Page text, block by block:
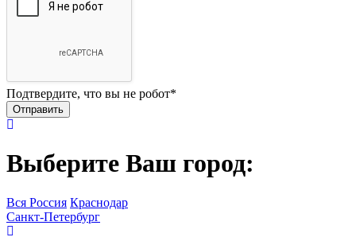
Подтвердите, что вы не робот*
Выберите Ваш город:
Вся Россия Краснодар
Санкт-Петербург